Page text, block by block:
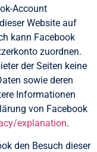
Account
Website auf
kann Facebook
zuordnen.
der Seiten keine
sowie deren
Informationen
von Facebook
explanation.
den Besuch dieser